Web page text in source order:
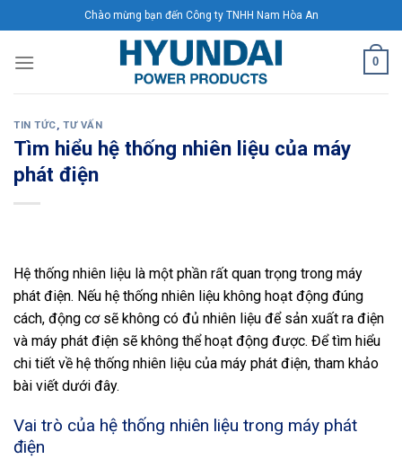
to
content
Chào mừng bạn đến Công ty TNHH Nam Hòa An
0
TIN TỨC,TƯ VẤN
Tìm hiểu hệ thống nhiên liệu của máy
phát điện
Hệ thống nhiên liệu là một phần rất quan trọng trong máy
phát điện. Nếu hệ thống nhiên liệu không hoạt động đúng
cách, động cơ sẽ không có đủ nhiên liệu để sản xuất ra điện
và máy phát điện sẽ không thể hoạt động được. Để tìm hiểu
chi tiết về hệ thống nhiên liệu của máy phát điện, tham khảo
bài viết dưới đây.
Vai trò của hệ thống nhiên liệu trong máy phát
điện